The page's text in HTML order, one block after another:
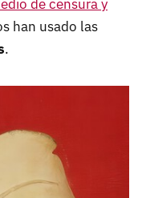
de censura y
han usado las
.